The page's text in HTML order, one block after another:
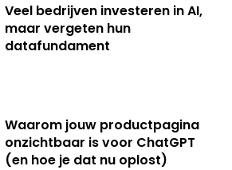
Veel bedrijven investeren in AI,
maar vergeten hun
datafundament
Waarom jouw productpagina
onzichtbaar is voor ChatGPT
(en hoe je dat nu oplost)